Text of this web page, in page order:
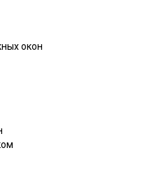
окон